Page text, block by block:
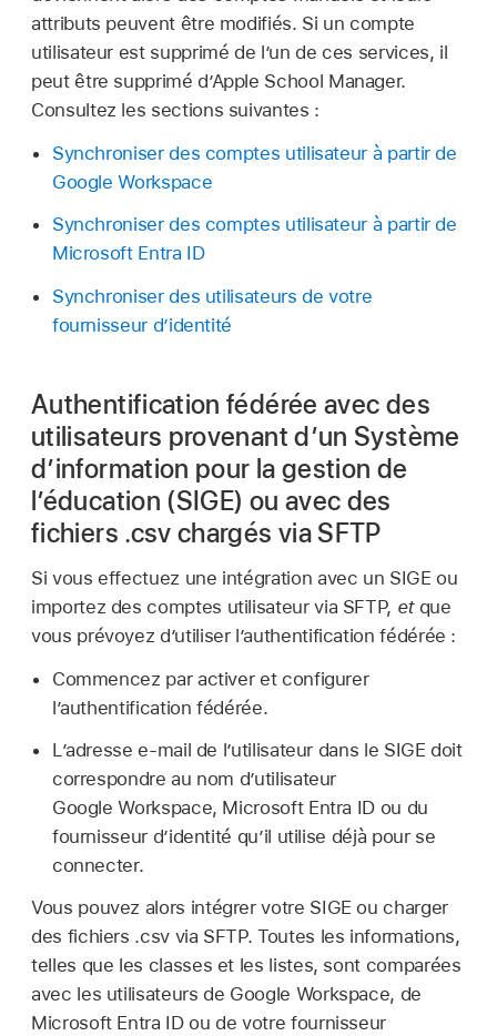
attributs peuvent être modifiés. Si un compte
utilisateur est supprimé de l’un de ces services, il
peut être supprimé d’Apple School Manager.
Consultez les sections suivantes :
Synchroniser des comptes utilisateur à partir de
Google Workspace
Synchroniser des comptes utilisateur à partir de
Microsoft Entra ID
Synchroniser des utilisateurs de votre
fournisseur d’identité
Authentification fédérée avec des
utilisateurs provenant d’un Système
d’information pour la gestion de
l’éducation (SIGE) ou avec des
fichiers .csv chargés via SFTP
Si vous effectuez une intégration avec un SIGE ou
importez des comptes utilisateur via SFTP, etque
vous prévoyez d’utiliser l’authentification fédérée :
Commencez par activer et configurer
l’authentification fédérée.
L’adresse e-mail de l’utilisateur dans le SIGE doit
correspondre au nom d’utilisateur
Google Workspace, Microsoft Entra ID ou du
fournisseur d’identité qu’il utilise déjà pour se
connecter.
Vous pouvez alors intégrer votre SIGE ou charger
des fichiers .csv via SFTP. Toutes les informations,
telles que les classes et les listes, sont comparées
avec les utilisateurs de Google Workspace, de
Microsoft Entra ID ou de votre fournisseur